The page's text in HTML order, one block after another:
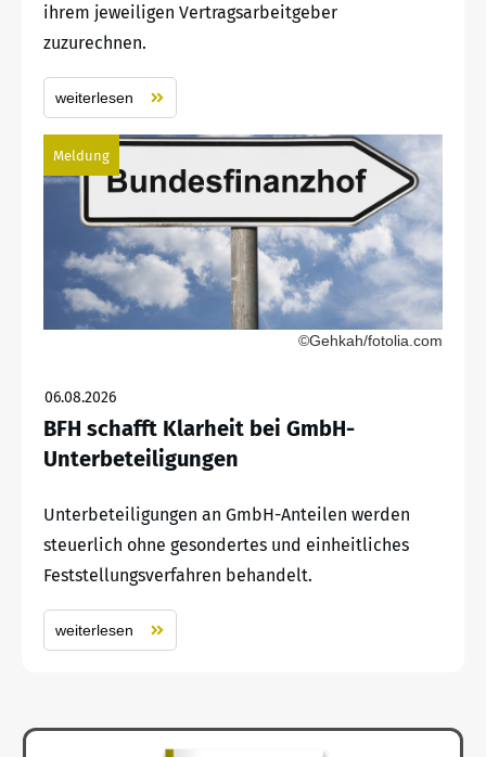
ihrem jeweiligen Vertragsarbeitgeber
zuzurechnen.
weiterlesen
Meldung
©Gehkah/fotolia.com
06.08.2026
BFH schafft Klarheit bei GmbH-
Unterbeteiligungen
Unterbeteiligungen an GmbH-Anteilen werden
steuerlich ohne gesondertes und einheitliches
Feststellungsverfahren behandelt.
weiterlesen